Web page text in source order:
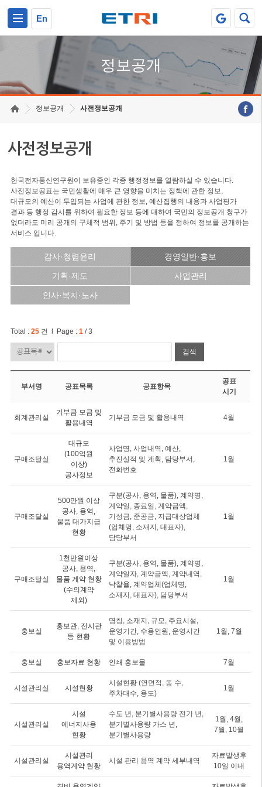
En
정보공개
정보공개 사전정보공개
사전정보공개
한국전자통신연구원이 보유중인 각종 행정정보를 열람하실 수 있습니다.
사전정보공표는 국민생활에 매우 큰 영향을 미치는 정책에 관한 정보,
대규모의 예산이 투입되는 사업에 관한 정보, 예산집행의 내용과 사업평가
결과 등 행정 감시를 위하여 필요한 정보 등에 대하여 국민의 정보공개 청구가
없더라도 미리 공개의 구체적 범위, 주기 및 방법 등을 정하여 정보를 공개하는
서비스 입니다.
감사·청렴윤리 경영일반·홍보
기획·제도 사업관리
인사·복지·노사
Total : 25건 l Page : 1/ 3
검색
부서명 공표목록 공표항목
공표
시기
회계관리실
기부금 모금 및
활용내역
기부금 모금 및 활용내역 4월
구매조달실
대규모
(100억원
이상)
공사정보
사업명, 사업내역, 예산,
추진실적 및 계획, 담당부서,
전화번호
1월
구매조달실
500만원 이상
공사, 용역,
물품 대가지급
현황
구분(공사, 용역, 물품), 계약명,
계약일, 종료일, 계약금액,
기성금, 준공금, 지급대상업체
(업체명, 소재지, 대표자),
담당부서
1월
구매조달실
1천만원이상
공사, 용역,
물품 계약 현황
(수의계약
제외)
구분(공사, 용역, 물품), 계약명,
계약일자, 계약금액, 계약내역,
낙찰율, 계약업체(업체명,
소재지, 대표자), 담당부서
1월
홍보실
홍보관, 전시관
등 현황
명칭, 소재지, 규모, 주요시설,
운영기간, 수용인원, 운영시간
및 이용방법
1월, 7월
홍보실 홍보자료 현황 인쇄 홍보물 7월
시설관리실 시설현황
시설현황 (연면적, 동 수,
주차대수, 용도)
1월
시설관리실
시설
에너지사용
현황
수도 년, 분기별사용량 전기 년,
분기별사용량 가스 년,
분기별사용량
1월, 4월,
7월, 10월
시설관리실
시설관리
용역계약 현황
시설 관리 용역 계약 세부내역
자료발생후
10일 이내